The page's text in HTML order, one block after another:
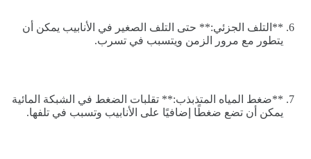
**التلف الجزئي:** حتى التلف الصغير في الأنابيب يمكن أن
يتطور مع مرور الزمن ويتسبب في تسرب.
**ضغط المياه المتذبذب:** تقلبات الضغط في الشبكة المائية
يمكن أن تضع ضغطًا إضافيًا على الأنابيب وتسبب في تلفها.